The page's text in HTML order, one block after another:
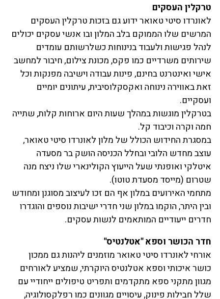
טרקלין העסקים
לאונרדו סיטי טאואר ידוע גם בזכות טרקלין העסקים
המרשים שלו הממוקם בלב המלון ובו אנשי עסקים יכולים
לנהל פגישות ולעבוד בנינוחות כשלרשותם עומדים
שירותים משרדיים כמו פקס, מכונת צילום, חיבור למחשב
אישי ואינטרנט בחינם, פינות עבודה וישיבה מפנקות וכל
זאת באווירה נינוחה ואקסקלוסיבית, עיתונים יומיים
ועסקיים.
בטרקלין מוגשות במהלך שעות היום ארוחות קלות, שתייה
חמה וקרה וכיבוד קל.
במסגרת החידוש הכולל של מלון לאונרדו סיטי טאואר,
עוצב מחדש הלובי ובחלל הכניסה הושק בר מסעדה
איטלקי ואופנתי שעל הייעוץ הקולינארי שלו ניצח מנה
שטרום (מייסד מסעדת טוטו).
מתחמי האירועים במלון אף הם זכו לעיצוב מסוגנן ומחודש
ובין היתר, הוקמו במלון שני חדרי ישיבות נוספים והוגדרו
חדרים ייעודיים המותאמים לנשות עסקים.
חדר הכושר וספא "אטלנטיס"
אורחי לאונרדו סיטי טאואר מוזמנים ליהנות גם ממכון
כושר איכותי וספא אטלנטיס היוקרתי, שמציע לאורחים
מגוון מתקני ספא מתקדמים ותפריט טיפולים ייחודיי עם
שלל חבילות פינוק, עיסויים מגוונים כמו רפלקסולוגיה,